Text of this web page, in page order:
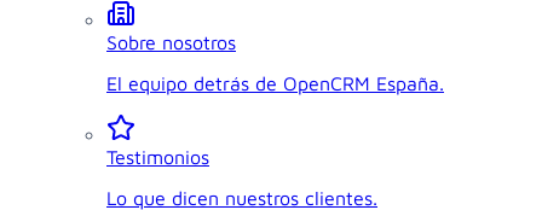
Sobre nosotros
El equipo detrás de OpenCRM España.
Testimonios
Lo que dicen nuestros clientes.